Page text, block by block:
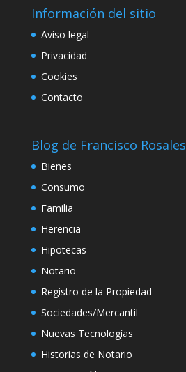
Información del sitio
Aviso legal
Privacidad
Cookies
Contacto
Blog de Francisco Rosales
Bienes
Consumo
Familia
Herencia
Hipotecas
Notario
Registro de la Propiedad
Sociedades/Mercantil
Nuevas Tecnologías
Historias de Notario